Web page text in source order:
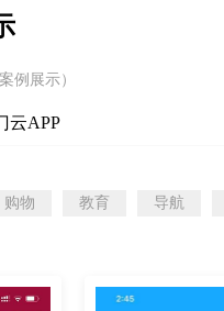
例展示）
云APP
购物 教育 导航